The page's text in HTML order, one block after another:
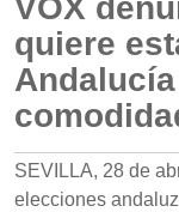
VOX
quiere
SEVILLA, 28 de
elecciones